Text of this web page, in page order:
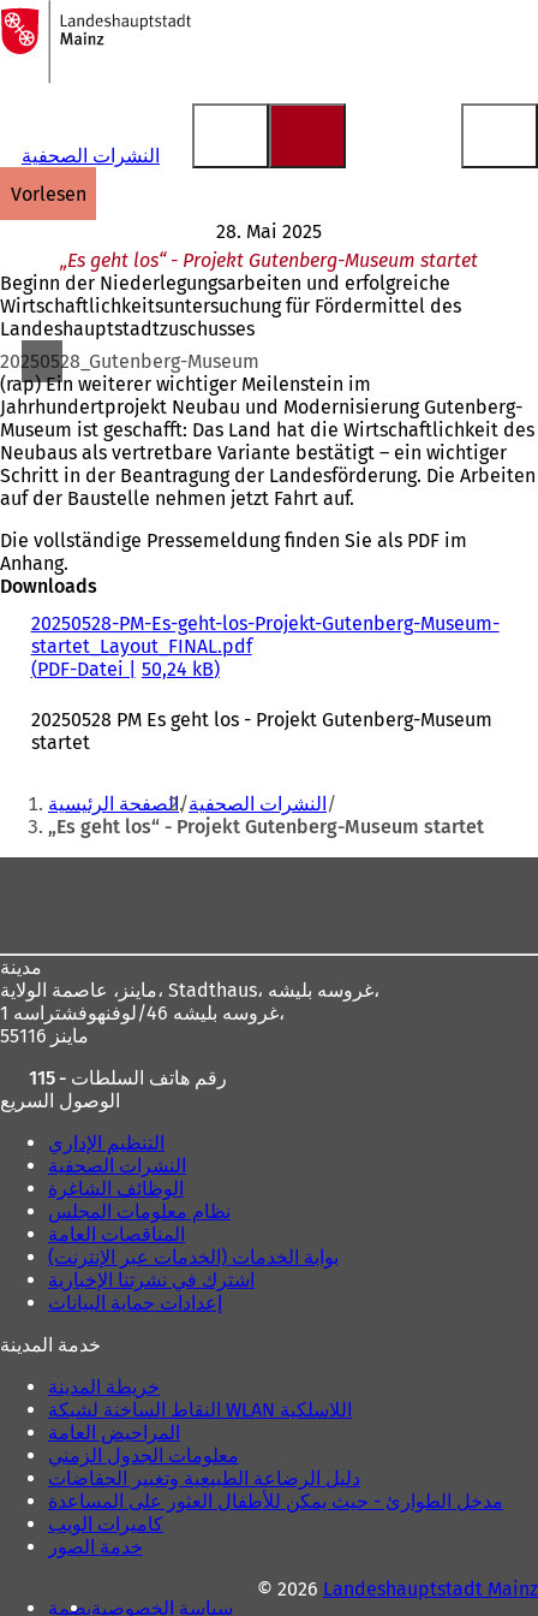
Inhalt anspringen
Zur
Startseite
النشرات الصحفية
vorlesen
28. Mai 2025
„Es geht los“ - Projekt Gutenberg-Museum startet
Beginn der Niederlegungsarbeiten und erfolgreiche
Wirtschaftlichkeitsuntersuchung für Fördermittel des
Landeshauptstadtzuschusses
20250528_Gutenberg-Museum
(rap) Ein weiterer wichtiger Meilenstein im
Jahrhundertprojekt Neubau und Modernisierung Gutenberg-
Museum ist geschafft: Das Land hat die Wirtschaftlichkeit des
Neubaus als vertretbare Variante bestätigt – ein wichtiger
Schritt in der Beantragung der Landesförderung. Die Arbeiten
auf der Baustelle nehmen jetzt Fahrt auf.
Die vollständige Pressemeldung finden Sie als PDF im
Anhang.
Downloads
20250528-PM-Es-geht-los-Projekt-Gutenberg-Museum-
startet_Layout_FINAL.pdf
PDF-Datei 50,24 kB
20250528 PM Es geht los - Projekt Gutenberg-Museum
startet
Sie
befinden
sich
الصفحة الرئيسية النشرات الصحفية
„Es geht los“ - Projekt Gutenberg-Museum startet
مدينة
ماينز، عاصمة الولاية،
Stadthaus، غروسه بليشه،
غروسه بليشه 46/لوفنهوفشتراسه 1،
55116 ماينز
115 - رقم هاتف السلطات
الوصول السريع
التنظيم الإداري
النشرات الصحفية
الوظائف الشاغرة
نظام معلومات المجلس
المناقصات العامة
بوابة الخدمات (الخدمات عبر الإنترنت)
اشترك في نشرتنا الإخبارية
إعدادات حماية البيانات
خدمة المدينة
خريطة المدينة
النقاط الساخنة لشبكة WLAN اللاسلكية
المراحيض العامة
معلومات الجدول الزمني
دليل الرضاعة الطبيعية وتغيير الحفاضات
مدخل الطوارئ - حيث يمكن للأطفال العثور على المساعدة
كاميرات الويب
خدمة الصور
بصمةسياسة الخصوصية
© 2026 Landeshauptstadt Mainz